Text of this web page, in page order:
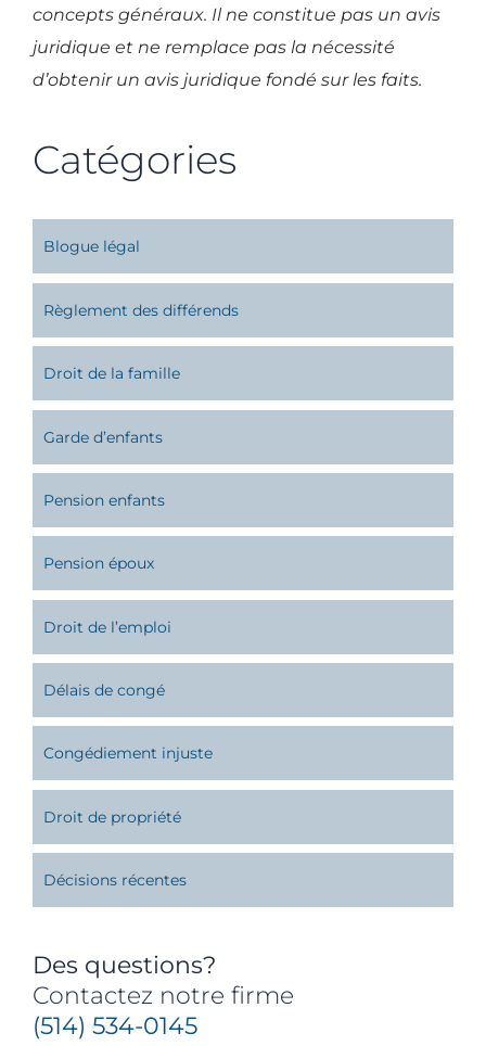
concepts généraux. Il ne constitue pas un avis
juridique et ne remplace pas la nécessité
d’obtenir un avis juridique fondé sur les faits.
Catégories
Blogue légal
Règlement des différends
Droit de la famille
Garde d’enfants
Pension enfants
Pension époux
Droit de l’emploi
Délais de congé
Congédiement injuste
Droit de propriété
Décisions récentes
Des questions?
Contactez notre firme
(514) 534-0145